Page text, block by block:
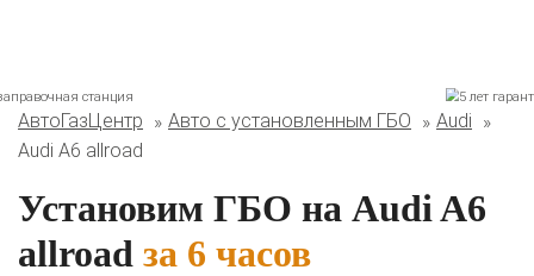
Комплекты ГБО на иномарки:
BMW
Skoda Toyota Volkswagen
АвтоГазЦентр Авто с установленным ГБО
Audi
Audi A6 allroad
Установим ГБО на Audi A6
allroad за 6 часов